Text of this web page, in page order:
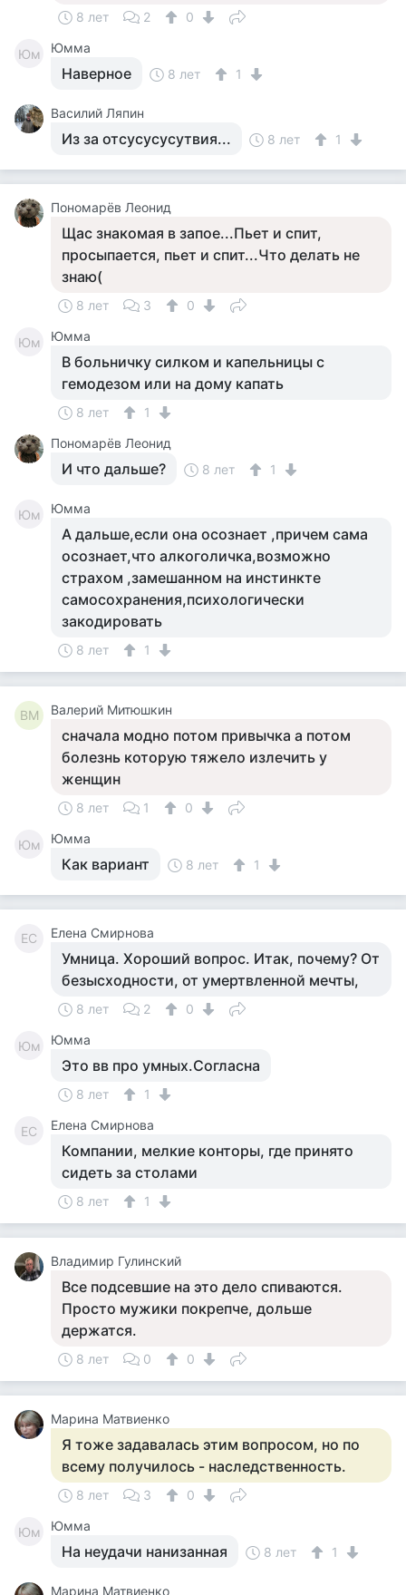
8 лет 2 0
Юм Юмма
Наверное 8 лет 1
Василий Ляпин
Из за отсусусусутвия... 8 лет 1
Пономарёв Леонид
Щас знакомая в запое...Пьет и спит,
просыпается, пьет и спит...Что делать не
знаю(
8 лет 3 0
Юм Юмма
В больничку силком и капельницы с
гемодезом или на дому капать
8 лет
1
Пономарёв Леонид
И что дальше? 8 лет 1
Юм Юмма
А дальше,если она осознает ,причем сама
осознает,что алкоголичка,возможно
страхом ,замешанном на инстинкте
самосохранения,психологически
закодировать
8 лет 1
ВМ Валерий Митюшкин
сначала модно потом привычка а потом
болезнь которую тяжело излечить у
женщин
8 лет 1 0
Юм Юмма
Как вариант 8 лет 1
ЕС Елена Смирнова
Умница. Хороший вопрос. Итак, почему? От
безысходности, от умертвленной мечты,
8 лет 2 0
Юм Юмма
Это вв про умных.Согласна
8 лет 1
ЕС Елена Смирнова
Компании, мелкие конторы, где принято
сидеть за столами
8 лет 1
Владимир Гулинский
Все подсевшие на это дело спиваются.
Просто мужики покрепче, дольше
держатся.
8 лет 0 0
Марина Матвиенко
Я тоже задавалась этим вопросом, но по
всему получилось - наследственность.
8 лет 3 0
Юм Юмма
На неудачи нанизанная 8 лет 1
Марина Матвиенко